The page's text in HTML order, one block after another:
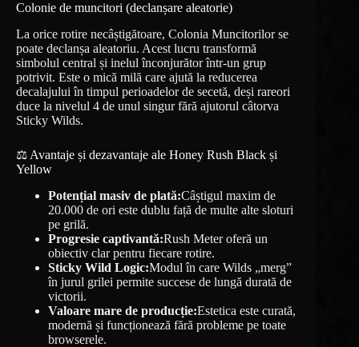
Colonie de muncitori (declanșare aleatorie)
La orice rotire necâștigătoare, Colonia Muncitorilor se
poate declanșa aleatoriu. Acest lucru transformă
simbolul central și inelul înconjurător într-un grup
potrivit. Este o mică milă care ajută la reducerea
decalajului în timpul perioadelor de secetă, deși rareori
duce la nivelul 4 de unul singur fără ajutorul câtorva
Sticky Wilds.
⚖️ Avantaje și dezavantaje ale Honey Rush Black și
Yellow
Potențial masiv de plată:Câștigul maxim de
20.000 de ori este dublu față de multe alte sloturi
pe grilă.
Progresie captivantă:Rush Meter oferă un
obiectiv clar pentru fiecare rotire.
Sticky Wild Logic:Modul în care Wilds „merg”
în jurul grilei permite succese de lungă durată de
victorii.
Valoare mare de producție:Estetica este curată,
modernă și funcționează fără probleme pe toate
browserele.